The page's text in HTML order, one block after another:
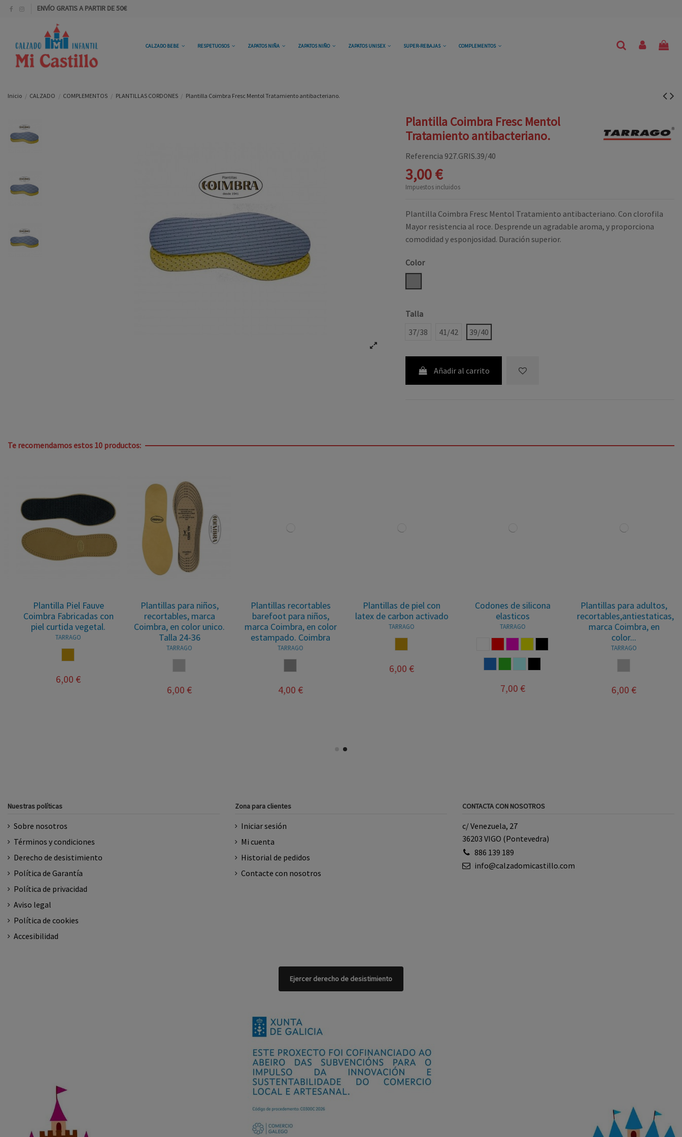
ENVÍO GRATIS A PARTIR DE 50€
CALZADO BEBE RESPETUOSOS ZAPATOS NIÑA ZAPATOS NIÑO ZAPATOS UNISEX SUPER-REBAJAS COMPLEMENTOS
Inicio CALZADO COMPLEMENTOS PLANTILLAS CORDONES Plantilla Coimbra Fresc Mentol Tratamiento antibacteriano.
Plantilla Coimbra Fresc Mentol
Tratamiento antibacteriano.
Referencia 927.GRIS.39/40
3,00 €
Impuestos incluidos
Plantilla Coimbra Fresc Mentol Tratamiento antibacteriano. Con clorofila
Mayor resistencia al roce. Desprende un agradable aroma, y proporciona
comodidad y esponjosidad. Duración superior.
Color
Talla
37/38
41/42 39/40
Añadir al carrito
Te recomendamos estos 10 productos:
Plantilla Piel Fauve
Coimbra Fabricadas con
piel curtida vegetal.
TARRAGO
6,00 €
Plantillas para niños,
recortables, marca
Coimbra, en color unico.
Talla 24-36
TARRAGO
6,00 €
Plantillas recortables
barefoot para niños,
marca Coimbra, en color
estampado. Coimbra
TARRAGO
4,00 €
Plantillas de piel con
latex de carbon activado
TARRAGO
6,00 €
Codones de silicona
elasticos
TARRAGO
7,00 €
Plantillas para adultos,
recortables,antiestaticas,
marca Coimbra, en
color...
TARRAGO
6,00 €
Nuestras políticas
Sobre nosotros
Términos y condiciones
Derecho de desistimiento
Política de Garantía
Política de privacidad
Aviso legal
Política de cookies
Accesibilidad
Zona para clientes
Iniciar sesión
Mi cuenta
Historial de pedidos
Contacte con nosotros
CONTACTA CON NOSOTROS
c/ Venezuela, 27
36203 VIGO (Pontevedra)
886 139 189
info@calzadomicastillo.com
Ejercer derecho de desistimiento